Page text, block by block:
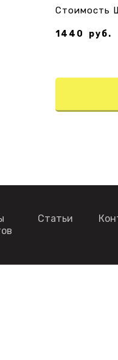
Стоимость
1440 руб.
Статьи